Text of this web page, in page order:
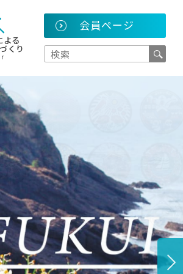
よる
くり
会員ページ